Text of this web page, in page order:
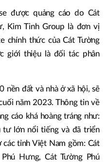
được quảng cáo do Cát
Kim Tinh Group là đơn vị
chính thức của Cát Tường
giới thiệu là đối tác phân
nền đất và nhà ở xã hội, sẽ
năm 2023. Thông tin về
cáo khá hoàng tráng như:
tư lớn nổi tiếng và đã triển
tỉnh Việt Nam gồm: Cát
Hưng, Cát Tường Phú